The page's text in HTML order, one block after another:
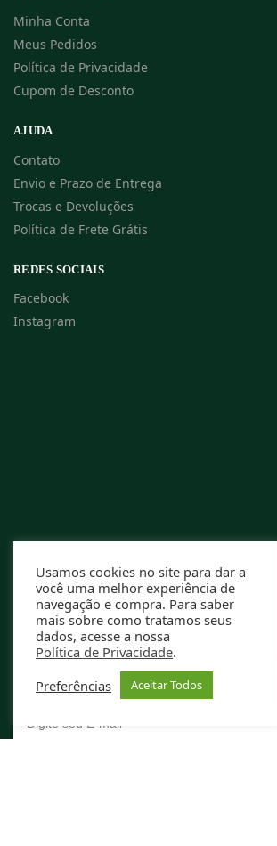
Minha Conta
Meus Pedidos
Política de Privacidade
Cupom de Desconto
AJUDA
Contato
Envio e Prazo de Entrega
Trocas e Devoluções
Política de Frete Grátis
REDES SOCIAIS
Facebook
Instagram
RECEBA OFERTAS EXCLUSIVAS
Assine nossa newsletter e receba ofertas e
descontos exclusivos.
Usamos cookies no site para dar a
você uma melhor experiência de
navegação e compra. Para saber
mais sobre como tratamos seus
dados, acesse a nossa
Política de Privacidade.
Preferências
Aceitar Todos